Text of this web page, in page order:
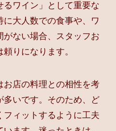
ワイン」として重要な
大人数での食事や、ワ
がない場合、スタッフお
りになります。
お店の料理との相性を考
多いです。そのため、ど
ィットするように工夫